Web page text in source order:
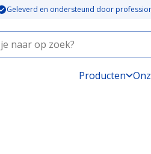
Geleverd en ondersteund door
Producten